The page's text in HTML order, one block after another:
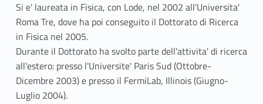
Si e' laureata in Fisica, con Lode, nel 2002 all'Universita'
Roma Tre, dove ha poi conseguito il Dottorato di Ricerca
in Fisica nel 2005.
Durante il Dottorato ha svolto parte dell'attivita' di ricerca
all'estero: presso l'Universite' Paris Sud (Ottobre-
Dicembre 2003) e presso il FermiLab, Illinois (Giugno-
Luglio 2004).